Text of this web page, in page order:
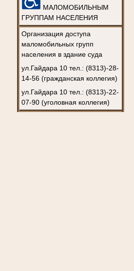
МАЛОМОБИЛЬНЫМ
ГРУППАМ НАСЕЛЕНИЯ
Организация доступа
маломобильных групп
населения в здание суда
ул.Гайдара 10 тел.: (8313)-28-
14-56 (гражданская коллегия)
ул.Гайдара 10 тел.: (8313)-22-
07-90 (уголовная коллегия)